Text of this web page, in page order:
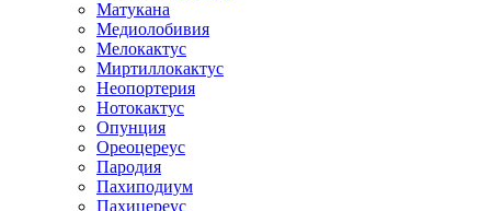
Матукана
Медиолобивия
Мелокактус
Миртиллокактус
Неопортерия
Нотокактус
Опунция
Ореоцереус
Пародия
Пахиподиум
Пахицереус